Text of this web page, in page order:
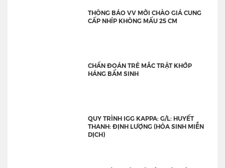
THÔNG BÁO VV MỜI CHÀO GIÁ CUNG
CẤP NHÍP KHÔNG MẤU 25 CM
CHẨN ĐOÁN TRẺ MẮC TRẬT KHỚP
HÁNG BẨM SINH
QUY TRÌNH IGG KAPPA: G/L: HUYẾT
THANH: ĐỊNH LƯỢNG (HÓA SINH MIỄN
DỊCH)